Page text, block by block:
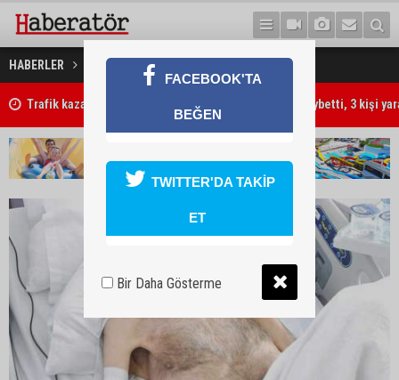
HABERLER GÜNDEM Ahmet dedenin acıları bitti
Trafik kazasında 85 yaşındaki Turan Obalı hayatını kaybetti, 3 kişi
FACEBOOK'TA
BEĞEN
TWITTER'DA TAKİP
ET
Bir Daha Gösterme